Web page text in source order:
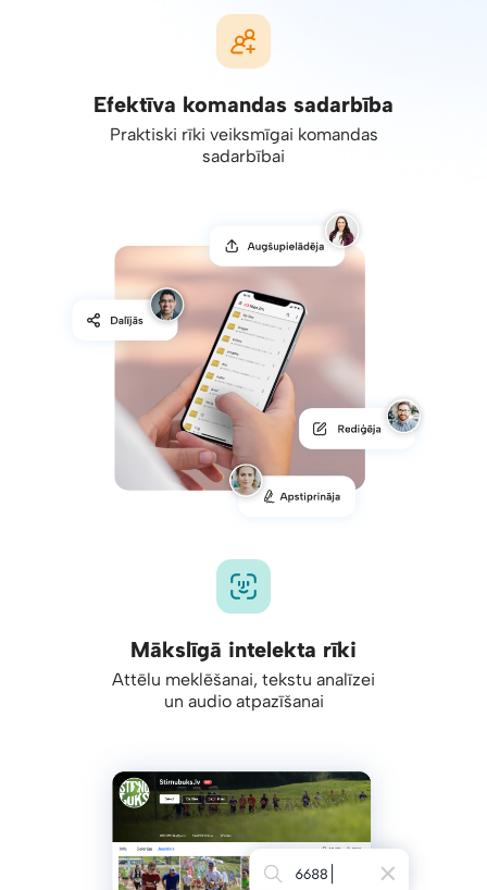
Efektīva komandas sadarbība
Praktiski rīki veiksmīgai komandas
sadarbībai
Mākslīgā intelekta rīki
Attēlu meklēšanai, tekstu analīzei
un audio atpazīšanai